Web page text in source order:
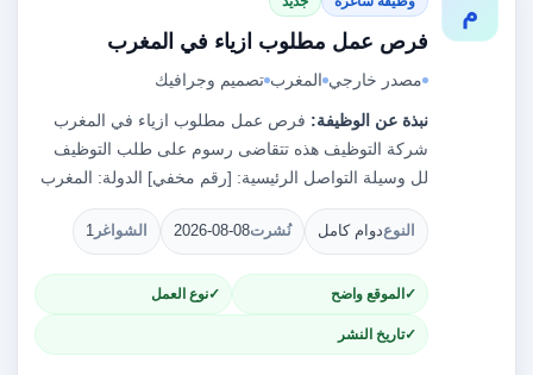
م
فرص عمل مطلوب ازياء في المغرب
مصدر خارجي المغرب تصميم وجرافيك
نبذة عن الوظيفة: فرص عمل مطلوب ازياء في المغرب
شركة التوظيف هذه تتقاضى رسوم على طلب التوظيف
لل وسيلة التواصل الرئيسية: [رقم مخفي] الدولة: المغرب
النوعدوام كامل نُشرت2026-08-08 الشواغر 1
الموقع واضح نوع العمل
تاريخ النشر